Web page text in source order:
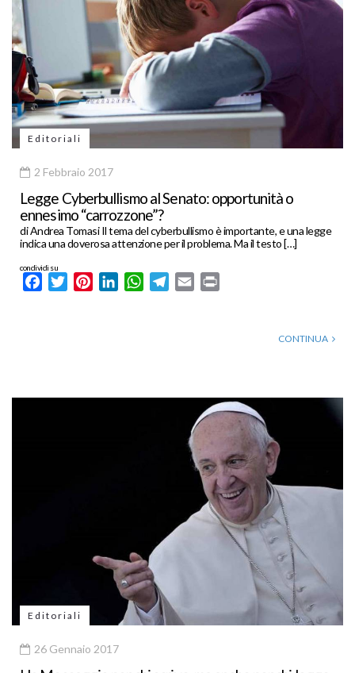
Editoriali
2 Febbraio 2017
Legge Cyberbullismo al Senato: opportunità o
ennesimo “carrozzone”?
di Andrea Tomasi Il tema del cyberbullismo è importante, e una legge
indica una doverosa attenzione per il problema. Ma il testo […]
condividi su
FacebookTwitterPinterestLinkedInWhatsApp
Telegram
Email
CONTINUA
Editoriali
26 Gennaio 2017